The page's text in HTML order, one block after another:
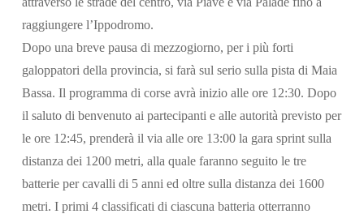
raggiungere l’Ippodromo.
Dopo una breve pausa di mezzogiorno, per i più forti
galoppatori della provincia, si farà sul serio sulla pista di Maia
Bassa. Il programma di corse avrà inizio alle ore 12:30. Dopo
il saluto di benvenuto ai partecipanti e alle autorità previsto per
le ore 12:45, prenderà il via alle ore 13:00 la gara sprint sulla
distanza dei 1200 metri, alla quale faranno seguito le tre
batterie per cavalli di 5 anni ed oltre sulla distanza dei 1600
metri. I primi 4 classificati di ciascuna batteria otterranno